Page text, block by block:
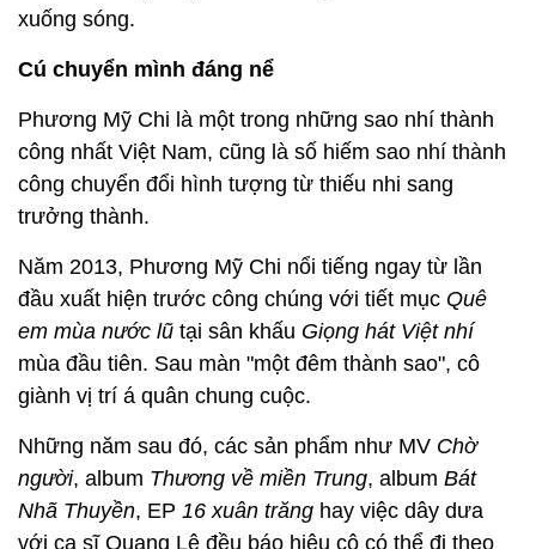
xuống sóng.
Cú chuyển mình đáng nể
Phương Mỹ Chi là một trong những sao nhí thành
công nhất Việt Nam, cũng là số hiếm sao nhí thành
công chuyển đổi hình tượng từ thiếu nhi sang
trưởng thành.
Năm 2013, Phương Mỹ Chi nổi tiếng ngay từ lần
đầu xuất hiện trước công chúng với tiết mục Quê
em mùa nước lũ tại sân khấu Giọng hát Việt nhí
mùa đầu tiên. Sau màn "một đêm thành sao", cô
giành vị trí á quân chung cuộc.
Những năm sau đó, các sản phẩm như MV Chờ
người, album Thương về miền Trung, album Bát
Nhã Thuyền, EP 16 xuân trăng hay việc dây dưa
với ca sĩ Quang Lê đều báo hiệu cô có thể đi theo